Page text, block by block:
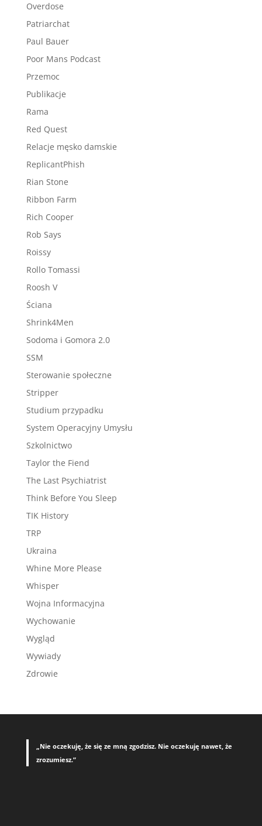
Overdose
Patriarchat
Paul Bauer
Poor Mans Podcast
Przemoc
Publikacje
Rama
Red Quest
Relacje męsko damskie
ReplicantPhish
Rian Stone
Ribbon Farm
Rich Cooper
Rob Says
Roissy
Rollo Tomassi
Roosh V
Ściana
Shrink4Men
Sodoma i Gomora 2.0
SSM
Sterowanie społeczne
Stripper
Studium przypadku
System Operacyjny Umysłu
Szkolnictwo
Taylor the Fiend
The Last Psychiatrist
Think Before You Sleep
TIK History
TRP
Ukraina
Whine More Please
Whisper
Wojna Informacyjna
Wychowanie
Wygląd
Wywiady
Zdrowie
„Nie oczekuję, że się ze mną zgodzisz. Nie oczekuję nawet, że
zrozumiesz.”